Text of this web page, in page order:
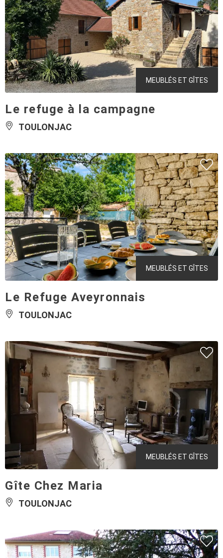
MEUBLÉS ET GÎTES
Le refuge à la campagne
TOULONJAC
MEUBLÉS ET GÎTES
Le Refuge Aveyronnais
TOULONJAC
MEUBLÉS ET GÎTES
Gîte Chez Maria
TOULONJAC